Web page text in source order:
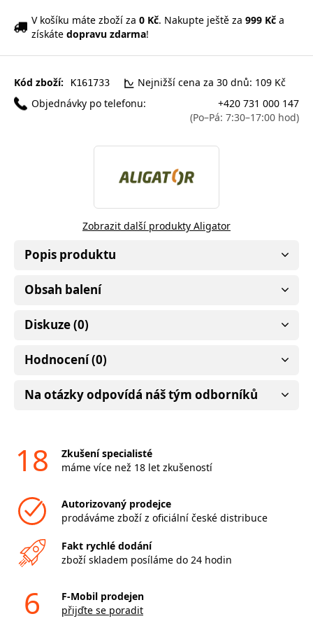
V košíku máte zboží za 0 Kč. Nakupte ještě za 999 Kč a
získáte dopravu zdarma!
Kód zboží: K161733
Nejnižší cena za 30 dnů: 109 Kč
Objednávky po telefonu:
+420 731 000 147
(Po–Pá: 7:30–17:00 hod)
Zobrazit další produkty Aligator
Popis produktu
Obsah balení
Diskuze (0)
Hodnocení (0)
Na otázky odpovídá náš tým odborníků
18
Zkušení specialisté
máme více než 18 let zkušeností
Autorizovaný prodejce
prodáváme zboží z oficiální české distribuce
Fakt rychlé dodání
zboží skladem posíláme do 24 hodin
6
F-Mobil prodejen
přijďte se poradit